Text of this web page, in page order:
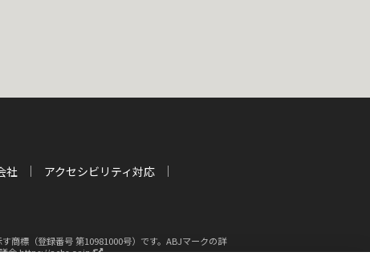
社
アクセシビリティ対応
商標（登録番号 第10981000号）です。ABJマークの詳
会 https://aebs.or.jp/
新